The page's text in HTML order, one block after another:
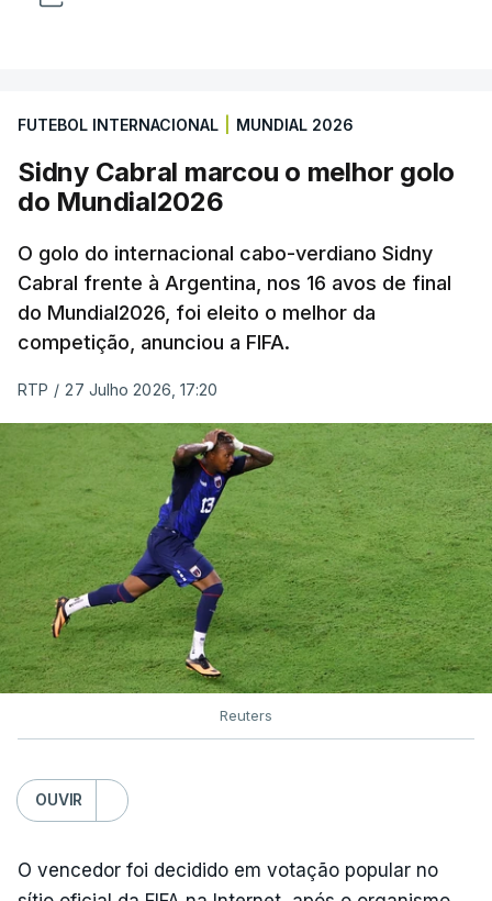
FUTEBOL INTERNACIONAL MUNDIAL 2026
Sidny Cabral marcou o melhor golo
do Mundial2026
O golo do internacional cabo-verdiano Sidny
Cabral frente à Argentina, nos 16 avos de final
do Mundial2026, foi eleito o melhor da
competição, anunciou a FIFA.
RTP / 27 Julho 2026, 17:20
Reuters
OUVIR
O vencedor foi decidido em votação popular no